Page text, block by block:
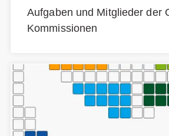
Aufgaben und Mitglieder der
Kommissionen